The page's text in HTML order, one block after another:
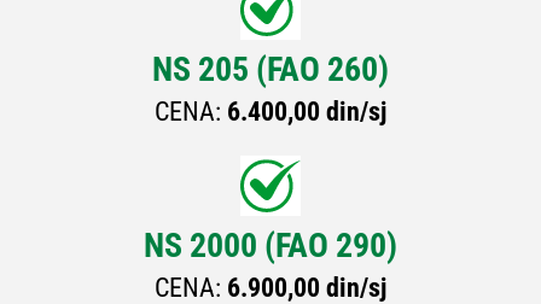
NS 205 (FAO 260)
CENA: 6.400,00 din/sj
NS 2000 (FAO 290)
CENA: 6.900,00 din/sj